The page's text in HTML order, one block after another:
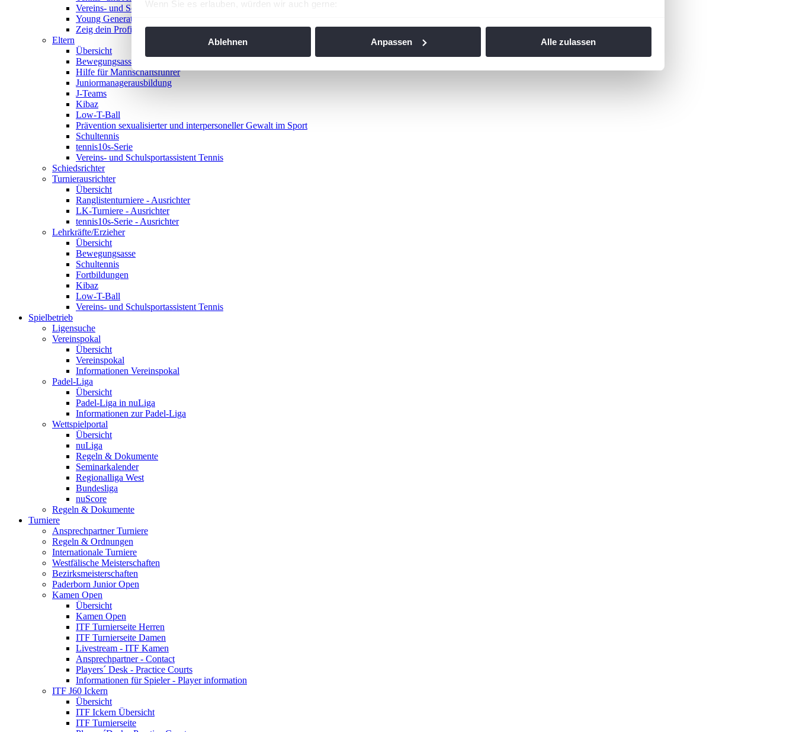
Wenn Sie es erlauben, würden wir auch gerne:
Website an unsere Partner für soziale Medien, Werbung und Analysen weiter. Unsere Partner führen diese Informationen
angepasst werden.
Ablehnen Anpassen Alle zulassen
Vereins- und Schulsportassistent Tennis
Young Generation Award
Zeig dein Profil
Eltern
Übersicht
Bewegungsasse
Hilfe für Mannschaftsführer
Juniormanagerausbildung
J-Teams
Kibaz
Low-T-Ball
Prävention sexualisierter und interpersoneller Gewalt im Sport
Schultennis
tennis10s-Serie
Vereins- und Schulsportassistent Tennis
Schiedsrichter
Turnierausrichter
Übersicht
Ranglistenturniere - Ausrichter
LK-Turniere - Ausrichter
tennis10s-Serie - Ausrichter
Lehrkräfte/Erzieher
Übersicht
Bewegungsasse
Schultennis
Fortbildungen
Kibaz
Low-T-Ball
Vereins- und Schulsportassistent Tennis
Spielbetrieb
Ligensuche
Vereinspokal
Übersicht
Vereinspokal
Informationen Vereinspokal
Padel-Liga
Übersicht
Padel-Liga in nuLiga
Informationen zur Padel-Liga
Wettspielportal
Übersicht
nuLiga
Regeln & Dokumente
Seminarkalender
Regionalliga West
Bundesliga
nuScore
Regeln & Dokumente
Turniere
Ansprechpartner Turniere
Regeln & Ordnungen
Internationale Turniere
Westfälische Meisterschaften
Bezirksmeisterschaften
Paderborn Junior Open
Kamen Open
Übersicht
Kamen Open
ITF Turnierseite Herren
ITF Turnierseite Damen
Livestream - ITF Kamen
Ansprechpartner - Contact
Players´ Desk - Practice Courts
Informationen für Spieler - Player information
ITF J60 Ickern
Übersicht
ITF Ickern Übersicht
ITF Turnierseite